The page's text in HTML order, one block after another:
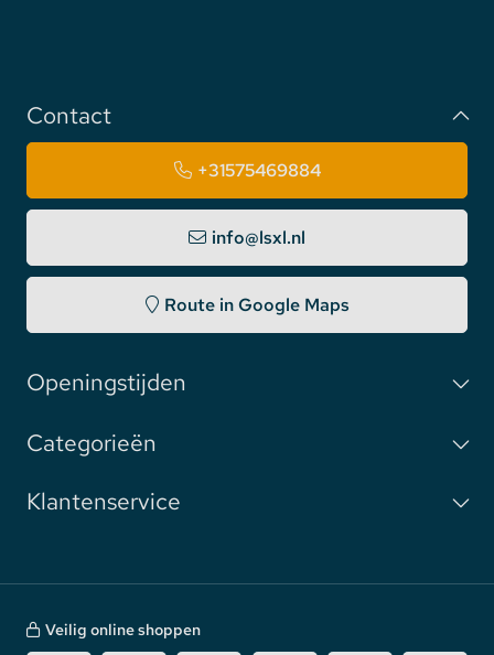
Contact
+31575469884
info@lsxl.nl
Route in Google Maps
Openingstijden
Categorieën
Klantenservice
Veilig online shoppen